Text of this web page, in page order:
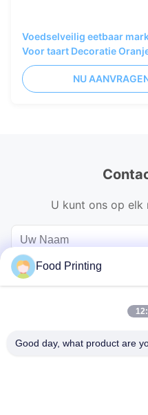
Voedselveilig eetbaar
Voor taart Decoratie
Blauw
NU
U kunt ons op elk
Food Printing
Good day, what product are